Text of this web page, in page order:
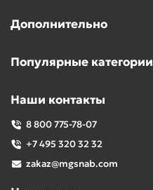
Дополнительно
Популярные категории
Наши контакты
8 800 775-78-07
+7 495 320 32 32
zakaz@mgsnab.com